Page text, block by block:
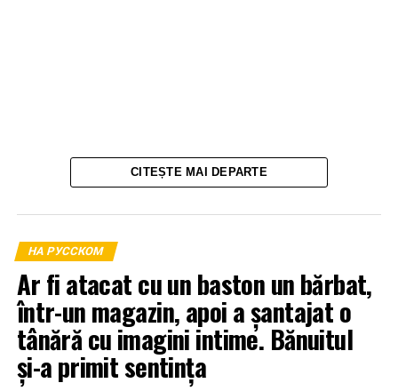
CITEȘTE MAI DEPARTE
НА РУССКОМ
Ar fi atacat cu un baston un bărbat,
într-un magazin, apoi a șantajat o
tânără cu imagini intime. Bănuitul
și-a primit sentința